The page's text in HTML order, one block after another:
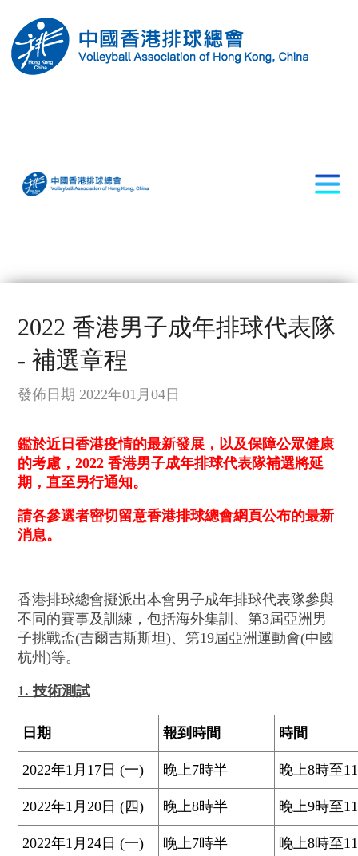
2022 香港男子成年排球代表隊
- 補選章程
發佈日期 2022年01月04日
鑑於近日香港疫情的最新發展，以及保障公眾健康
的考慮，2022 香港男子成年排球代表隊補選將延
期，直至另行通知。
請各參選者密切留意香港排球總會網頁公布的最新
消息。
香港排球總會擬派出本會男子成年排球代表隊參與
不同的賽事及訓練，包括海外集訓、第3屆亞洲男
子挑戰盃(吉爾吉斯斯坦)、第19屆亞洲運動會(中國
杭州)等。
1. 技術測試
日 期 報到時間 時間
2022年1月17日 (一) 晚上7時半 晚上8時至
2022年1月20日 (四) 晚上8時半 晚上9時至
2022年1月24日 (一) 晚上7時半 晚上8時至